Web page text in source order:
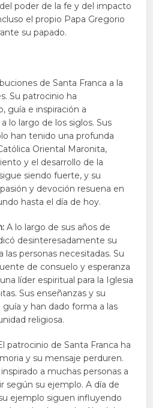
poder de la fe y del impacto
el propio Papa Gregorio
su papado.
de Santa Franca a la
Su patrocinio ha
guía e inspiración a
lo largo de los siglos. Sus
han tenido una profunda
Oriental Maronita,
y el desarrollo de la
siendo fuerte, y su
y devoción resuena en
hasta el día de hoy.
A lo largo de sus años de
desinteresadamente su
las personas necesitadas. Su
de consuelo y esperanza
líder espiritual para la Iglesia
Sus enseñanzas y su
y han dado forma a las
religiosa.
patrocinio de Santa Franca ha
y su mensaje perduren.
a muchas personas a
según su ejemplo. A día de
ejemplo siguen influyendo